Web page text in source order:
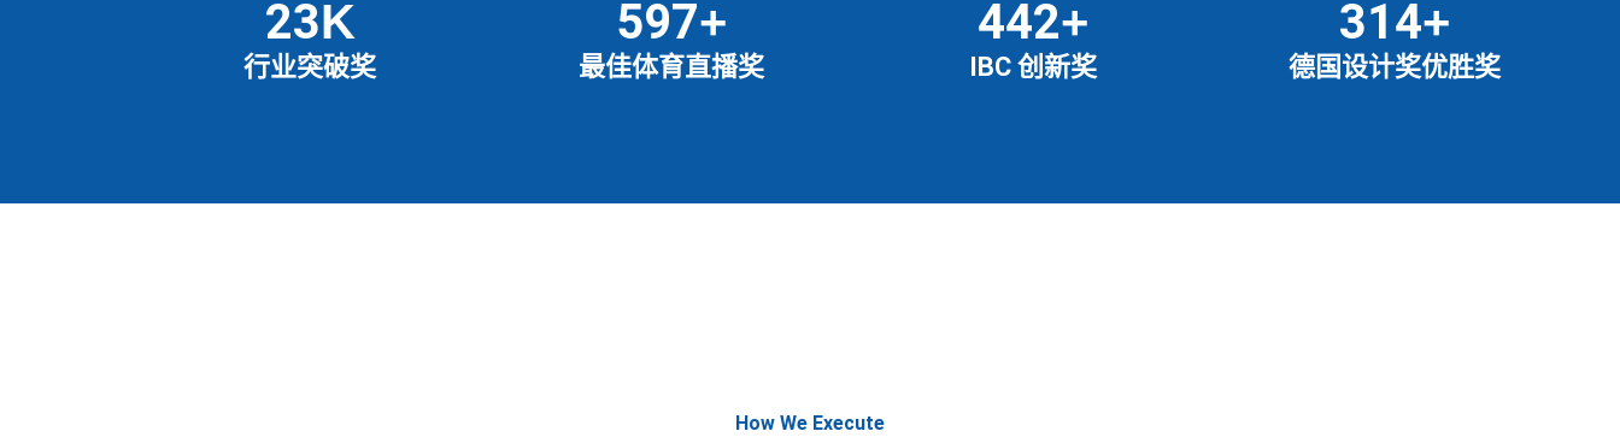
25K
行业突破奖
659+
最佳体育直播奖
487+
IBC 创新奖
346+
德国设计奖优胜奖
How We Execute